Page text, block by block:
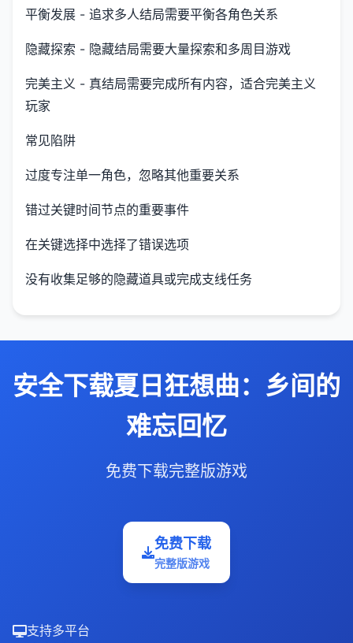
平衡发展 - 追求多人结局需要平衡各角色关系
隐藏探索 - 隐藏结局需要大量探索和多周目游戏
完美主义 - 真结局需要完成所有内容，适合完美主义
玩家
常见陷阱
过度专注单一角色，忽略其他重要关系
错过关键时间节点的重要事件
在关键选择中选择了错误选项
没有收集足够的隐藏道具或完成支线任务
安全下载夏日狂想曲：乡间的
难忘回忆
免费下载完整版游戏
免费下载
完整版游戏
支持多平台